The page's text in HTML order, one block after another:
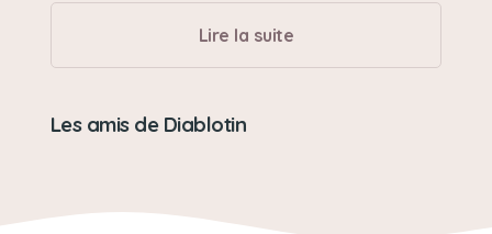
Sa balade préférée
pies, venir nous chercher à la voiture quand on
Sa bêtise préférée
Lire la suite
Les amis de Diablotin